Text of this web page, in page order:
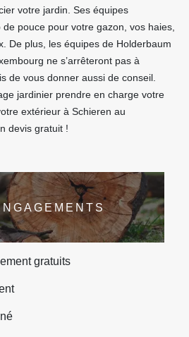
votre jardin. Ses équipes
pouce pour votre gazon, vos haies,
De plus, les équipes de Holderbaum
ne s’arrêteront pas à
de vous donner aussi de conseil.
jardinier prendre en charge votre
extérieur à Schieren au
devis gratuit !
gratuits